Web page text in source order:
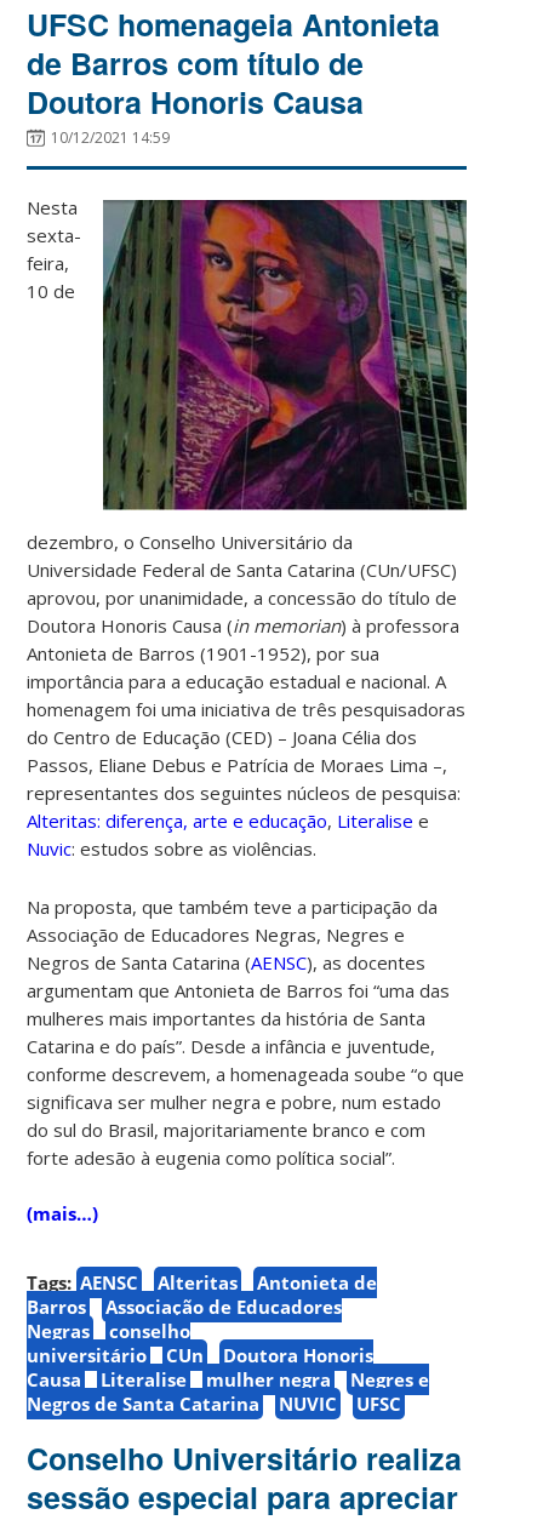
UFSC homenageia Antonieta
de Barros com título de
Doutora Honoris Causa
10/12/2021 14:59
Nesta
sexta-
feira,
10 de
dezembro, o Conselho Universitário da
Universidade Federal de Santa Catarina (CUn/UFSC)
aprovou, por unanimidade, a concessão do título de
Doutora Honoris Causa (in memorian) à professora
Antonieta de Barros (1901-1952), por sua
importância para a educação estadual e nacional. A
homenagem foi uma iniciativa de três pesquisadoras
do Centro de Educação (CED) – Joana Célia dos
Passos, Eliane Debus e Patrícia de Moraes Lima –,
representantes dos seguintes núcleos de pesquisa:
Alteritas: diferença, arte e educação, Literalise e
Nuvic: estudos sobre as violências.
Na proposta, que também teve a participação da
Associação de Educadores Negras, Negres e
Negros de Santa Catarina (AENSC), as docentes
argumentam que Antonieta de Barros foi “uma das
mulheres mais importantes da história de Santa
Catarina e do país”. Desde a infância e juventude,
conforme descrevem, a homenageada soube “o que
significava ser mulher negra e pobre, num estado
do sul do Brasil, majoritariamente branco e com
forte adesão à eugenia como política social”.
(mais…)
Tags: AENSC Alteritas
Antonieta de
Barros
Associação de Educadores
Negras
conselho
universitário
CUn
Doutora Honoris
Causa
Literalise mulher negra
Negres e
Negros de Santa Catarina
NUVIC UFSC
Conselho Universitário realiza
sessão especial para apreciar